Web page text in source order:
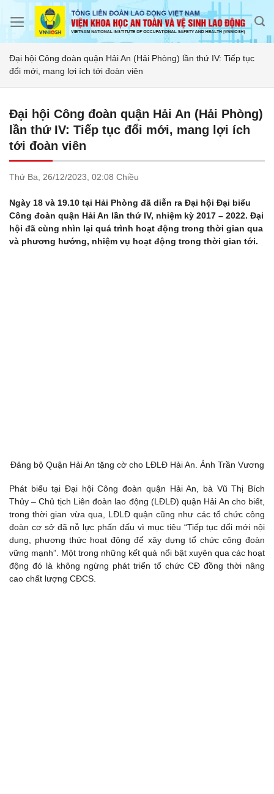
Đại hội Công đoàn quận Hải An (Hải Phòng) lần thứ IV: Tiếp tục
đổi mới, mang lợi ích tới đoàn viên
Đại hội Công đoàn quận Hải An (Hải Phòng)
lần thứ IV: Tiếp tục đổi mới, mang lợi ích
tới đoàn viên
Thứ Ba, 26/12/2023, 02:08 Chiều
Ngày 18 và 19.10 tại Hải Phòng đã diễn ra Đại hội Đại biểu
Công đoàn quận Hải An lần thứ IV, nhiệm kỳ 2017 – 2022. Đại
hội đã cùng nhìn lại quá trình hoạt động trong thời gian qua
và phương hướng, nhiệm vụ hoạt động trong thời gian tới.
Đảng bộ Quận Hải An tặng cờ cho LĐLĐ Hải An. Ảnh Trần Vương
Phát biểu tại Đại hội Công đoàn quận Hải An, bà Vũ Thị Bích
Thủy – Chủ tịch Liên đoàn lao động (LĐLĐ) quận Hải An cho biết,
trong thời gian vừa qua, LĐLĐ quận cũng như các tổ chức công
đoàn cơ sở đã nỗ lực phấn đấu vì mục tiêu “Tiếp tục đổi mới nội
dung, phương thức hoạt động để xây dựng tổ chức công đoàn
vững mạnh”. Một trong những kết quả nổi bật xuyên qua các hoạt
động đó là không ngừng phát triển tổ chức CĐ đồng thời nâng
cao chất lượng CĐCS.